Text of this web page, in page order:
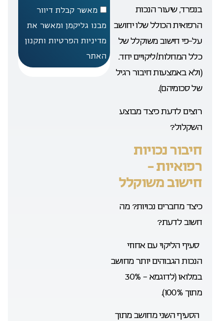
מאשר קבלת דיוור
מבנו גליקמן ומאשר את
מדיניות הפרטיות ותקנון
האתר
בנפרד, שיעור הנכות
הרפואית הכולל שלו יחושב
על-פי חישוב משוקלל של
כלל המחלות/ליקויים יחד.
(ולא באמצעות חיבור רגיל
של סכומיהם).
רוצים לדעת כיצד מבוצע
השקלול?
חיבור נכויות
רפואיות –
חישוב משוקלל
כיצד מחברים נכויות? מה
חשוב לדעת?
· סעיף הליקוי עם אחוזי
הנכות הגבוהים יותר מחושב
במלואו (לדוגמא – 30%
מתוך 100%).
· הסעיף השני מחושב מתוך